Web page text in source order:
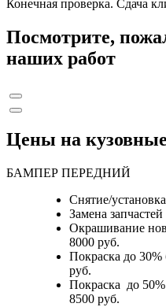
Конечная проверка. Сдача
Посмотрите,
наших работ
Цены на
БАМПЕР ПЕРЕДНИЙ
Снятие/
Замена
Окрашивание
8000 руб.
Покраска до 30%
руб.
Покраска до
8500 руб.